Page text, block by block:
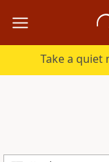
Take a quiet